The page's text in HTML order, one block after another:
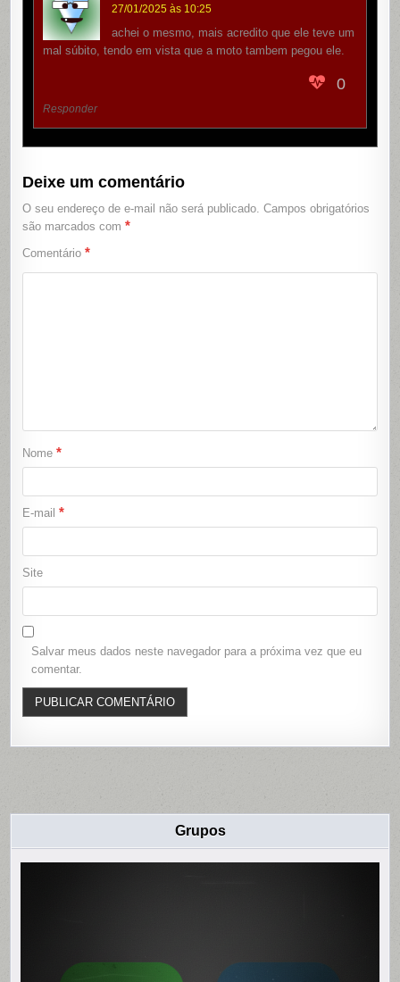
27/01/2025 às 10:25
achei o mesmo, mais acredito que ele teve um
mal súbito, tendo em vista que a moto tambem pegou ele.
0
Responder
Deixe um comentário
O seu endereço de e-mail não será publicado. Campos obrigatórios
são marcados com*
Comentário*
Nome*
E-mail*
Site
Salvar meus dados neste navegador para a próxima vez que eu
comentar.
Grupos